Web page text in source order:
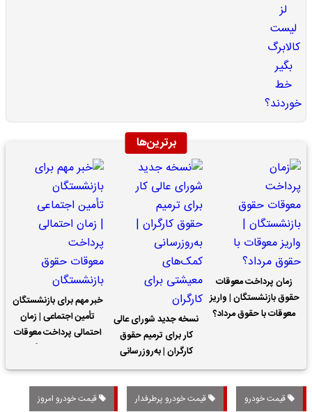
برترین‌ها
زمان پرداخت معوقات
حقوق بازنشستگان | واریز
معوقات با حقوق مرداد؟
نسخه جدید شورای عالی
کار برای ترمیم حقوق
کارگران | به‌روزرسانی
کمک‌های معیشتی برای
کارگران
خبر مهم برای بازنشستگان
تأمین اجتماعی | زمان
احتمالی پرداخت معوقات
قیمت خودرو قیمت خودرو پرطرفدار قیمت خودرو امروز